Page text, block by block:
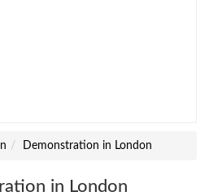
Demonstration in London
in London